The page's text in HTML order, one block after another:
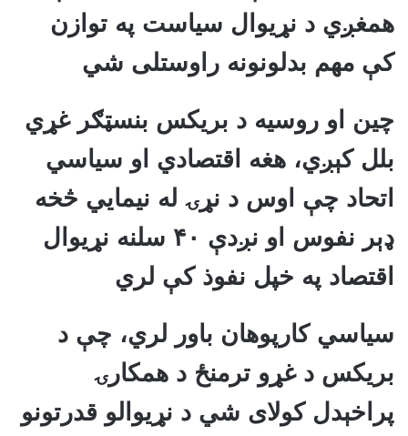
همغږي د نړیوال سیاست په توازن
کې مهم بدلونونه راوستلی شي
چین او روسیه د بریکس بنسټګر غړي
بلل کېږي، هغه اقتصادي او سیاسي
اتحاد چې اوس د نړۍ له نیمايي څخه
ډېر نفوس او نږدې ۴۰ سلنه نړیوال
اقتصاد په خپل نفوذ کې لري
سیاسي کارپوهان باور لري، چې د
بریکس د غړو ترمنځ د همکارۍ
پراخېدل کولای شي د نړیوالو قدرتونو